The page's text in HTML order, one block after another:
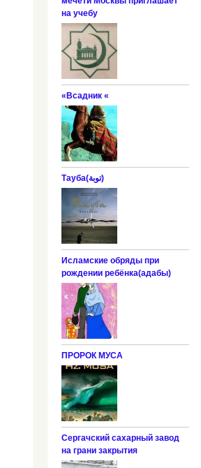
на учебу
«Всадник «
Тауба(توبة‎‎)
Исламские обряды при
рождении ребёнка(адабы)
ПРОРОК МУСА
Сергачский сахарный завод
на грани закрытия